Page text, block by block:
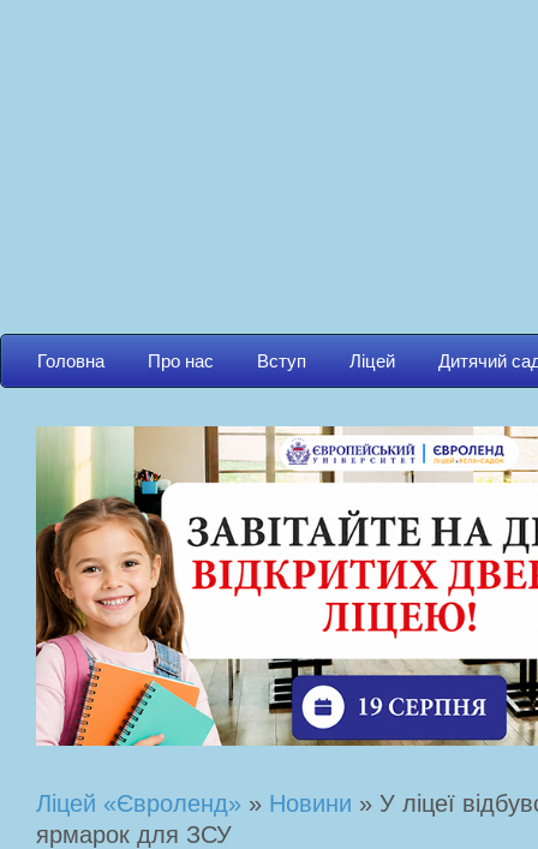
Головна Про нас Вступ Ліцей Дитячий
Ліцей «Євроленд» » Новини » У ліцеї
ярмарок для ЗСУ